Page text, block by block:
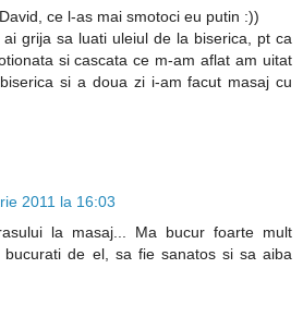
ce l-as mai smotoci eu putin :))
grija sa luati uleiul de la biserica, pt ca
si cascata ce m-am aflat am uitat
si a doua zi i-am facut masaj cu
2011 la 16:03
la masaj... Ma bucur foarte mult
de el, sa fie sanatos si sa aiba